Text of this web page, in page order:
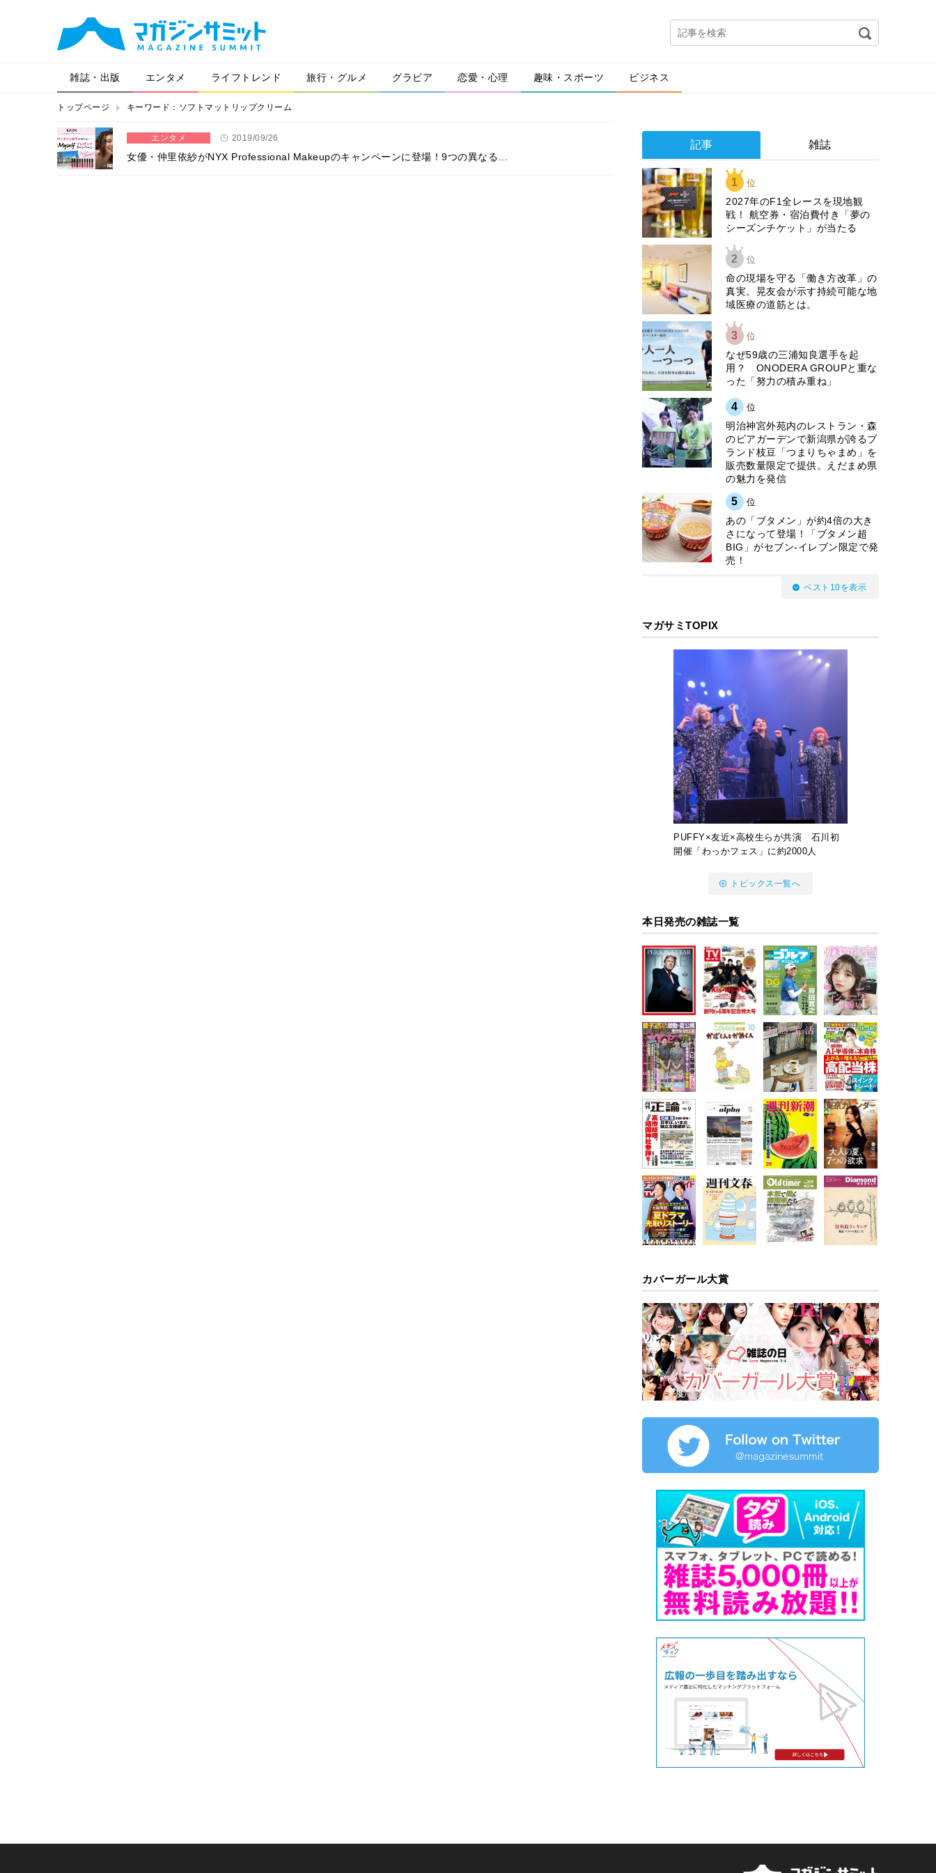
雑誌・出版 エンタメ ライフトレンド 旅行・グルメ グラビア 恋愛・心理 趣味・スポーツ ビジネス
トップページ キーワード：ソフトマットリップクリーム
エンタメ 2019/09/26
女優・仲里依紗がNYX Professional Makeupのキャンペーンに登場！9つの異なる…
記事 雑誌
1 位
2027年のF1全レースを現地観
戦！ 航空券・宿泊費付き「夢の
シーズンチケット」が当たる
2 位
​命の現場を守る「働き方改革」の
真実。晃友会が示す持続可能な地
域医療の道筋とは。
3 位
なぜ59歳の三浦知良選手を起
用？ ONODERA GROUPと重な
った「努力の積み重ね」
4 位
明治神宮外苑内のレストラン・森
のビアガーデンで新潟県が誇るブ
ランド枝豆「つまりちゃまめ」を
販売数量限定で提供。えだまめ県
の魅力を発信
5 位
あの「ブタメン」が約4倍の大き
さになって登場！「ブタメン超
BIG」がセブン‐イレブン限定で発
売！
ベスト10を表示
マガサミTOPIX
PUFFY×友近×高校生らが共演 石川初
開催「わっかフェス」に約2000人
トピックス一覧へ
本日発売の雑誌一覧
カバーガール大賞